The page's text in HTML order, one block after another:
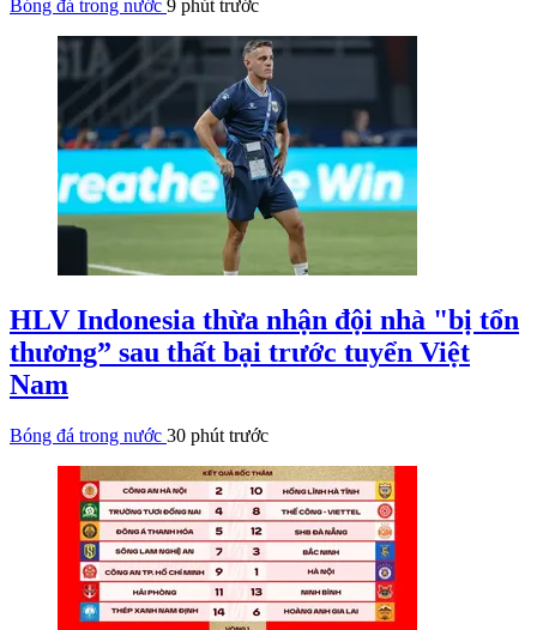
Bóng đá trong nước 9 phút trước
HLV Indonesia thừa nhận đội nhà "bị tổn
thương” sau thất bại trước tuyển Việt
Nam
Bóng đá trong nước 30 phút trước